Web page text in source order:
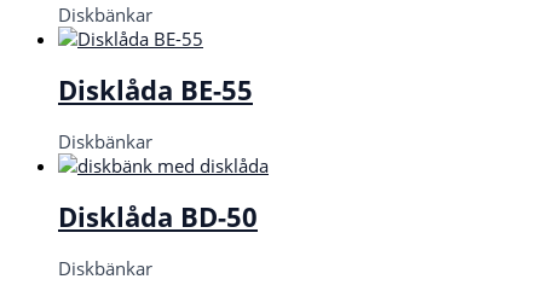
Diskbänkar
Disklåda BE-55
Diskbänkar
Disklåda BD-50
Diskbänkar